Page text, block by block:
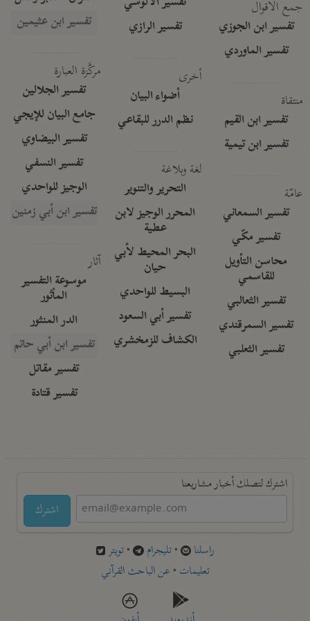
جمع الأقوال
تفسير ابن الجوزي
تفسير الماوردي
منتقاة
تفسير ابن القيم
تفسير ابن تيمية
عامّة
تفسير السمعاني
تفسير مكّي
محاسن التأويل
للقاسمي
تفسير الثعالبي
تفسير السمرقندي
تفسير الثعلبي
تفسير الرازي
أخرى
أضواء البيان
نظم الدرر للبقاعي
لغة وبلاغة
التحرير والتنوير
المحرر الوجيز لابن
عطية
البحر المحيط لأبي
حيان
البسيط للواحدي
تفسير أبي السعود
الكشاف للزمخشري
تفسير ابن عثيمين
مركَّزة العبارة
تفسير الجلالين
جامع البيان للإيجي
تفسير البيضاوي
تفسير النسفي
الوجيز للواحدي
تفسير ابن أبي زمنين
آثار
موسوعة التفسير
المأثور
الدر المنثور
تفسير ابن أبي حاتم
تفسير مقاتل
تفسير قتادة
اشترك لتصلك أخبار مشاريعنا
اشترك
راسلنا •تليجرام •تويتر
تعليمات •عن الباحث القرآني